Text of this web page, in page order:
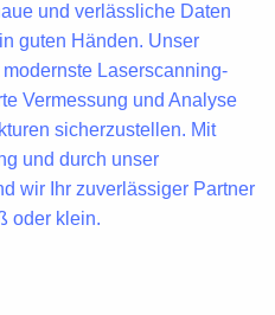
und verlässliche Daten
guten Händen. Unser
modernste Laserscanning-
Vermessung und Analyse
sicherzustellen. Mit
und durch unser
wir Ihr zuverlässiger Partner
oder klein.